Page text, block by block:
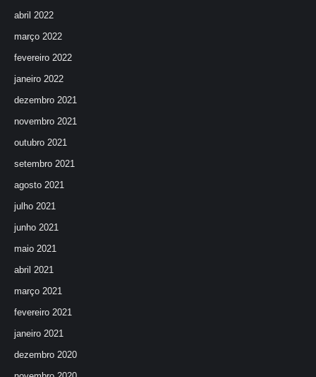
abril 2022
março 2022
fevereiro 2022
janeiro 2022
dezembro 2021
novembro 2021
outubro 2021
setembro 2021
agosto 2021
julho 2021
junho 2021
maio 2021
abril 2021
março 2021
fevereiro 2021
janeiro 2021
dezembro 2020